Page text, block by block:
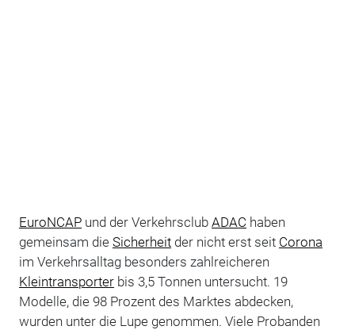
EuroNCAPund der Verkehrsclub ADAC haben
gemeinsam die Sicherheitder nicht erst seit Corona
im Verkehrsalltag besonders zahlreicheren
Kleintransporterbis 3,5 Tonnen untersucht. 19
Modelle, die 98 Prozent des Marktes abdecken,
wurden unter die Lupe genommen. Viele Probanden